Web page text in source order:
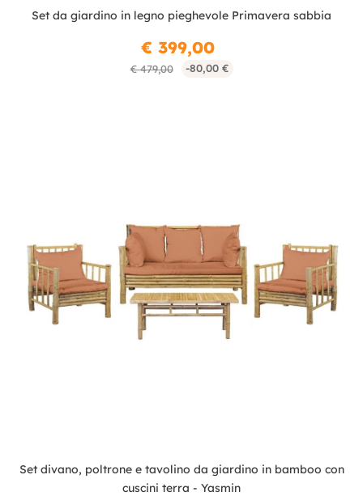
Set da giardino in legno pieghevole Primavera sabbia
€ 479,00 -80,00 €
€ 399,00
Set divano, poltrone e tavolino da giardino in bamboo con
cuscini terra - Yasmin